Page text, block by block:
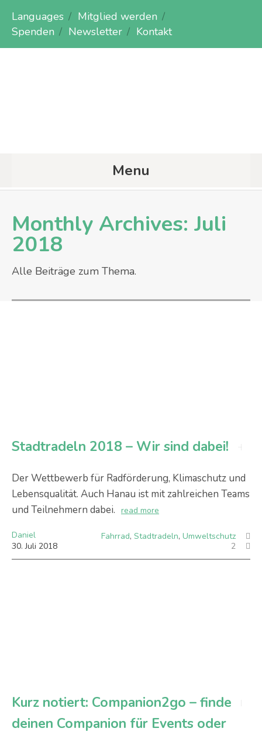
Languages
Mitglied werden
Spenden
Newsletter Kontakt
Menu
Monthly Archives: Juli
2018
Alle Beiträge zum Thema.
Stadtradeln 2018 – Wir sind dabei!
Der Wettbewerb für Radförderung, Klimaschutz und
Lebensqualität. Auch Hanau ist mit zahlreichen Teams
und Teilnehmern dabei. read more
Daniel
30. Juli 2018
Fahrrad, Stadtradeln, Umweltschutz
2
Kurz notiert: Companion2go – finde
deinen Companion für Events oder